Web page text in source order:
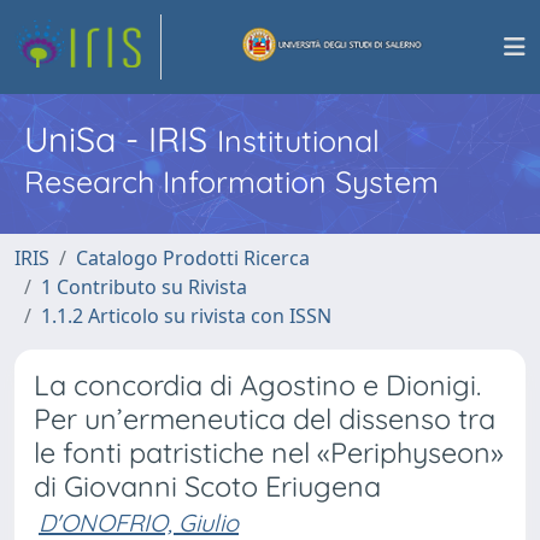
UniSa - IRISInstitutional
Research Information System
IRIS
Catalogo Prodotti Ricerca
1 Contributo su Rivista
1.1.2 Articolo su rivista con ISSN
La concordia di Agostino e Dionigi.
Per un’ermeneutica del dissenso tra
le fonti patristiche nel «Periphyseon»
di Giovanni Scoto Eriugena
D'ONOFRIO, Giulio